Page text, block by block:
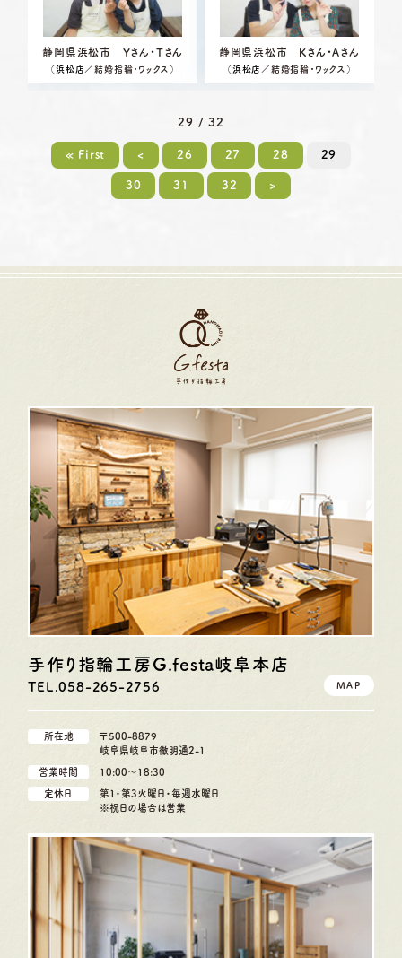
静岡県浜松市 Yさん・Tさん
（浜松店 ／結婚指輪・ワックス）
静岡県浜松市 Kさん・Aさん
（浜松店 ／結婚指輪・ワックス）
29 / 32
« First < 26 27 28 29
30 31 32 >
手作り指輪工房G.festa岐阜本店
TEL.058-265-2756 MAP
所在地
〒500-8879
岐阜県岐阜市徹明通2-1
営業時間 10:00〜18:30
定休日
第1・第3火曜日・毎週水曜日
※祝日の場合は営業